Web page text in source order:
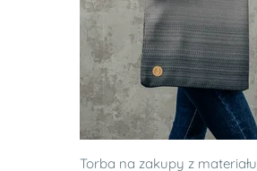
Torba na zakupy z materiału